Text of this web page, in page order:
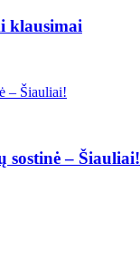
klausimai
sostinė – Šiauliai!